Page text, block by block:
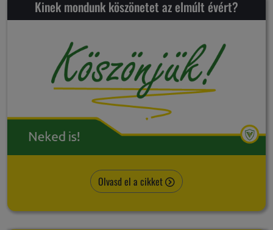
Kinek mondunk köszönetet az elmúlt évért?
Olvasd el a cikket